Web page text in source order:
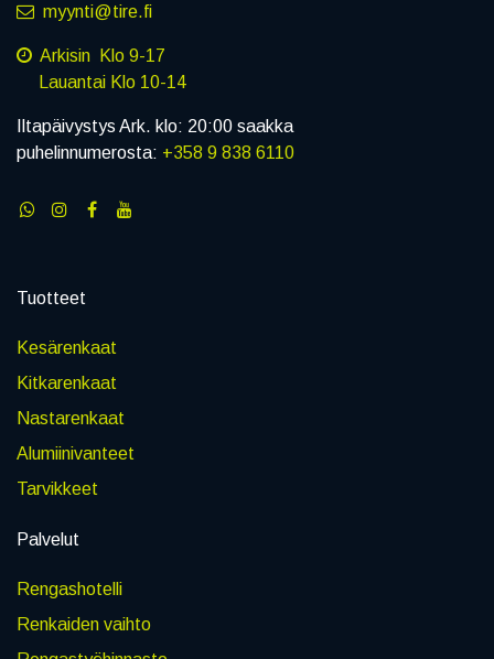
myynti@tire.fi
Arkisin Klo 9-17
Lauantai Klo 10-14
Iltapäivystys Ark. klo: 20:00 saakka
puhelinnumerosta: +358 9 838 6110
Tuotteet
Kesärenkaat
Kitkarenkaat
Nastarenkaat
Alumiinivanteet
Tarvikkeet
Palvelut
Rengashotelli
Renkaiden vaihto